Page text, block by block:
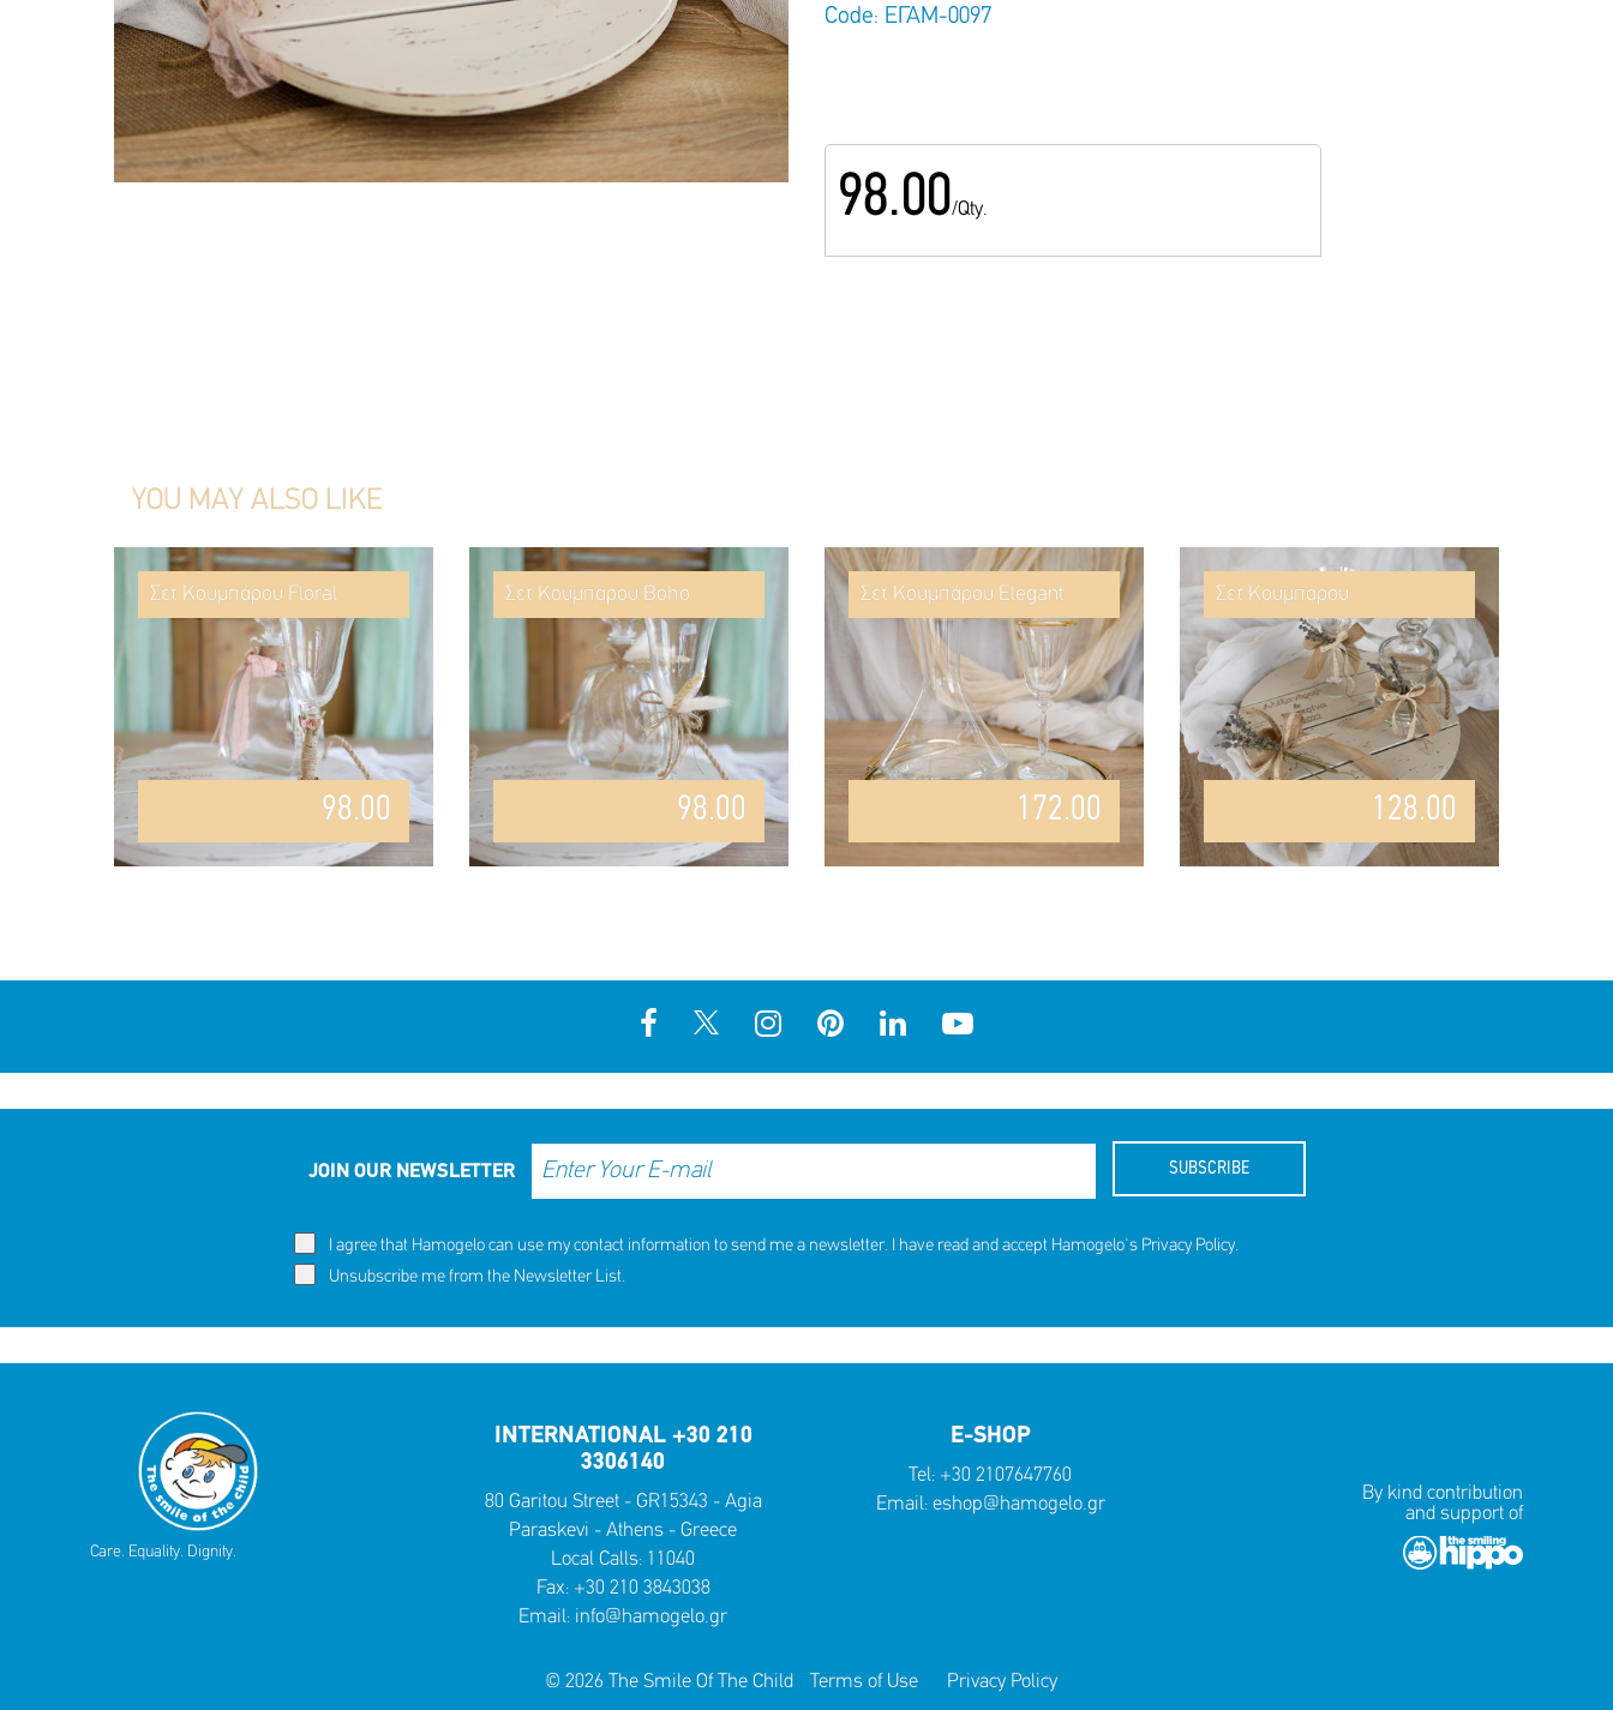
Code: ΕΓΑΜ-0097
98.00/Qty.
YOU MAY ALSO LIKE
Σετ Κουμπάρου Floral
98.00
Σετ Κουμπάρου Boho
98.00
Σετ Κουμπάρου Elegant
172.00
Σετ Κουμπάρου
128.00
JOIN OUR NEWSLETTER SUBSCRIBE
I agree that Hamogelo can use my contact information to send me a newsletter. I have read and accept Hamogelo's Privacy Policy.
Unsubscribe me from the Newsletter List.
Care. Equality. Dignity.
INTERNATIONAL +30 210
3306140
80 Garitou Street - GR15343 - Agia
Paraskevi - Athens - Greece
Local Calls: 11040
Fax: +30 210 3843038
Email: info@hamogelo.gr
E-SHOP
Tel: +30 2107647760
Email: eshop@hamogelo.gr
By kind contribution
and support of
© 2026 The Smile Of The Child Terms of Use Privacy Policy